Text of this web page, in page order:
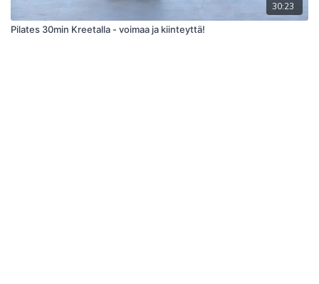
30:23
Pilates 30min Kreetalla - voimaa ja kiinteyttä!